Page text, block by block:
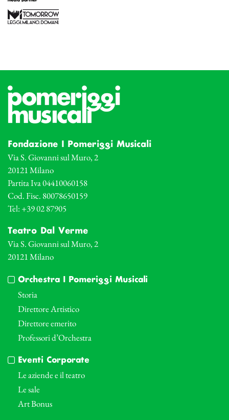
Fondazione I Pomeriggi Musicali
Via S. Giovanni sul Muro, 2
20121 Milano
Partita Iva 04410060158
Cod. Fisc. 80078650159
Tel: +39 02 87905
Teatro Dal Verme
Via S. Giovanni sul Muro, 2
20121 Milano
Orchestra I Pomeriggi Musicali
Storia
Direttore Artistico
Direttore emerito
Professori d’Orchestra
Eventi Corporate
Le aziende e il teatro
Le sale
Art Bonus